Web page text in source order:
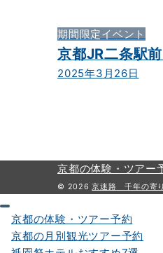
期間限定イベント
京都JR二条駅
2025年3月26日
京都の体験・ツアー
© 2026京迷路 千年の寄
京都の体験・ツアー予約
京都の月別観光ツアー予約